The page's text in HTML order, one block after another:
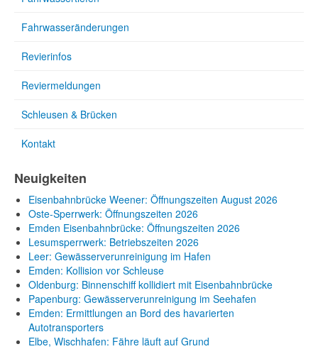
Fahrwasseränderungen
Revierinfos
Reviermeldungen
Schleusen & Brücken
Kontakt
Neuigkeiten
Eisenbahnbrücke Weener: Öffnungszeiten August 2026
Oste-Sperrwerk: Öffnungszeiten 2026
Emden Eisenbahnbrücke: Öffnungszeiten 2026
Lesumsperrwerk: Betriebszeiten 2026
Leer: Gewässerverunreinigung im Hafen
Emden: Kollision vor Schleuse
Oldenburg: Binnenschiff kollidiert mit Eisenbahnbrücke
Papenburg: Gewässerverunreinigung im Seehafen
Emden: Ermittlungen an Bord des havarierten
Autotransporters
Elbe, Wischhafen: Fähre läuft auf Grund